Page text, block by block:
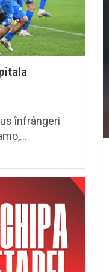
înfrângeri